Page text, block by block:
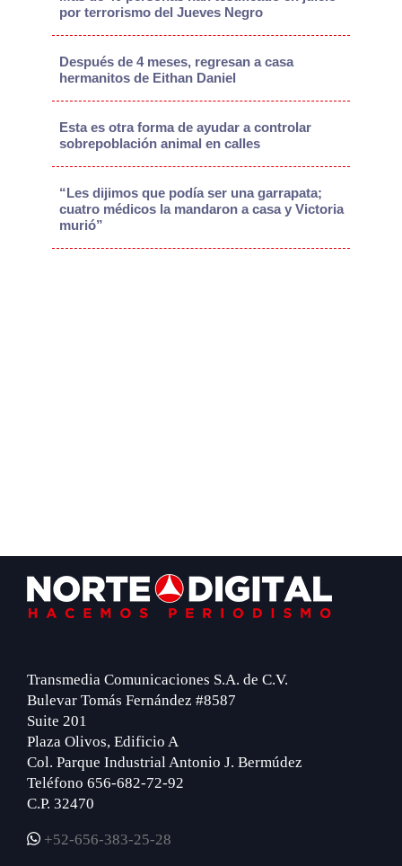
por terrorismo del Jueves Negro
Después de 4 meses, regresan a casa
hermanitos de Eithan Daniel
Esta es otra forma de ayudar a controlar
sobrepoblación animal en calles
“Les dijimos que podía ser una garrapata;
cuatro médicos la mandaron a casa y Victoria
murió”
Footer
Transmedia Comunicaciones S.A. de C.V.
Bulevar Tomás Fernández #8587
Suite 201
Plaza Olivos, Edificio A
Col. Parque Industrial Antonio J. Bermúdez
Teléfono 656-682-72-92
C.P. 32470
+52-656-383-25-28